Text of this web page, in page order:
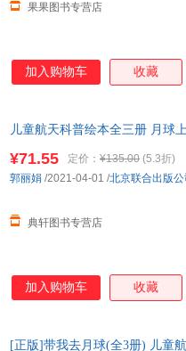
果果图书专营店
加入购物车 收藏
儿童航天科普绘本全三册 月球
¥71.55 定价： ¥135.00 (5.3折)
典轩图书专营店
郭丽娟 /2021-04-01 /北京联合出版
加入购物车 收藏
[正版]带我去月球(全3册) 儿童